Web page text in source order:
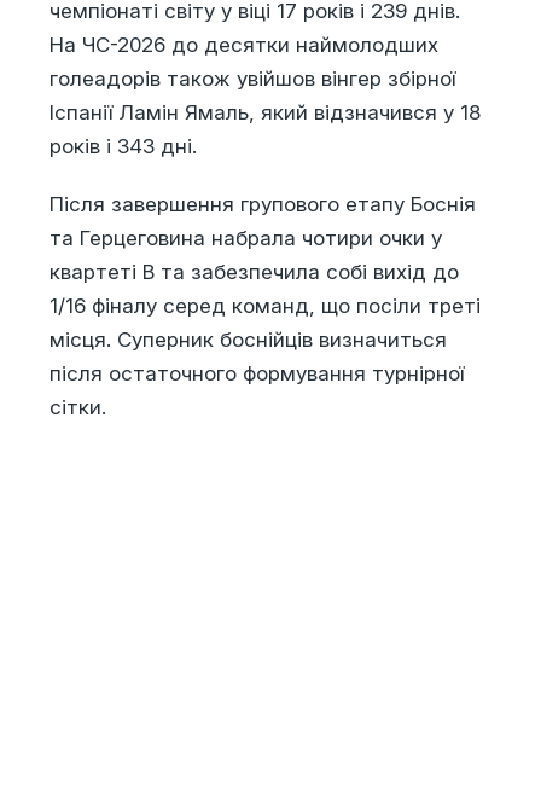
чемпіонаті світу у віці 17 років і 239 днів.
На ЧС-2026 до десятки наймолодших
голеадорів також увійшов вінгер збірної
Іспанії Ламін Ямаль, який відзначився у 18
років і 343 дні.
Після завершення групового етапу Боснія
та Герцеговина набрала чотири очки у
квартеті В та забезпечила собі вихід до
1/16 фіналу серед команд, що посіли треті
місця. Суперник боснійців визначиться
після остаточного формування турнірної
сітки.